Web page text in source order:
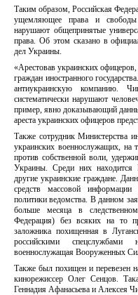
Таким образом, Российская
ущемляющее права и свободы
нарушают общепринятые
права. Об этом сказано в
дел Украины.
«Арестовав украинских
граждан иностранного
антиукраинскую компанию.
систематически нарушают
пример, явно доказывающий
ареста украинских офицеров
Также сотрудник Министерства
украинских военнослужащих, на
против собственной воли,
Украины. Среди них
другие украинские граждане.
средств массовой информации
политики ведомства. В данном
больше месяца в
Федерация) без всяких на то
заложника похищенная в
российскими спецслужбами
военнослужащая Вооруженных
Также был похищен и перевезен
кинорежиссер Олег Сенцов.
Геннадия Афанасьева и Алексея